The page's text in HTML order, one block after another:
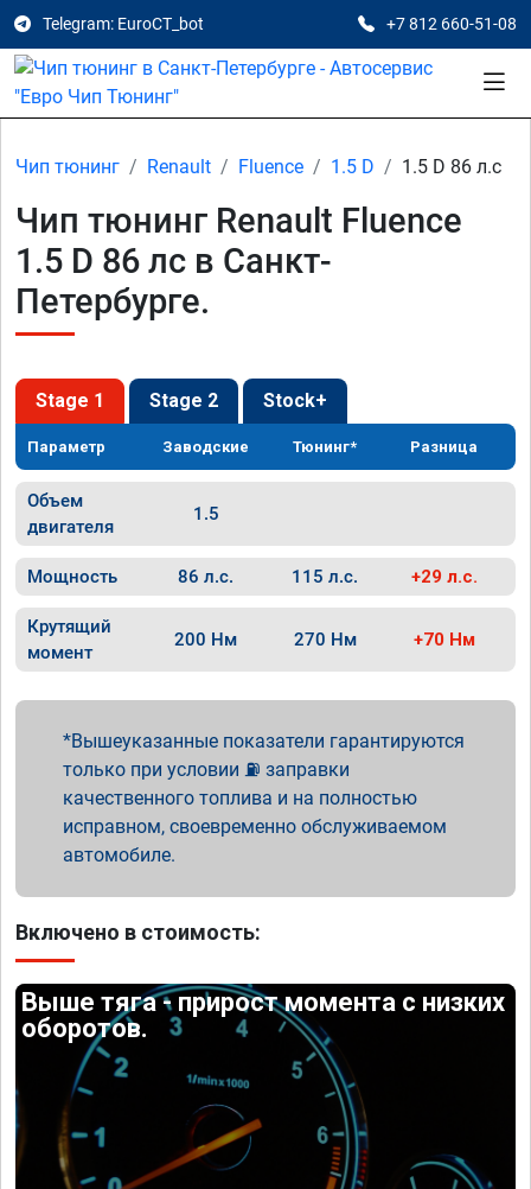
Telegram: EuroCT_bot +7 812 660-51-08
Чип тюнинг Renault Fluence 1.5 D 1.5 D 86 л.с
Чип тюнинг Renault Fluence
1.5 D 86 лс в Санкт-
Петербурге.
Stage 1 Stage 2 Stock+
Параметр Заводские Тюнинг* Разница
Объем
двигателя
1.5
Мощность 86 л.с. 115 л.с. +29 л.с.
Крутящий
момент
200 Нм 270 Нм +70 Нм
Вышеуказанные показатели гарантируются
только при условии ⛽ заправки
качественного топлива и на полностью
исправном, своевременно обслуживаемом
автомобиле.
Включено в стоимость:
Выше тяга - прирост момента с низких
оборотов.